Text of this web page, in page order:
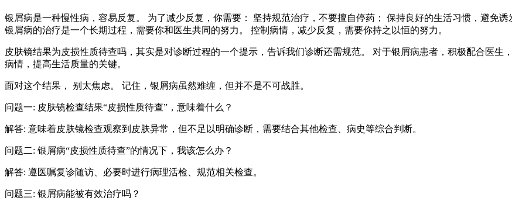
银屑病是一种慢性病，容易反复。 为了减少反复，你需要： 坚持规范治疗，不要擅自停药； 保持良好的生活习惯，避免
银屑病的治疗是一个长期过程，需要你和医生共同的努力。 控制病情，减少反复，需要你持之以恒的努力。
皮肤镜结果为皮损性质待查吗，其实是对诊断过程的一个提示，告诉我们诊断还需规范。 对于银屑病患者，积极配合医生
病情，提高生活质量的关键。
面对这个结果， 别太焦虑。 记住，银屑病虽然难缠，但并不是不可战胜。
问题一: 皮肤镜检查结果“皮损性质待查”，意味着什么？
解答: 意味着皮肤镜检查观察到皮肤异常，但不足以明确诊断，需要结合其他检查、病史等综合判断。
问题二: 银屑病“皮损性质待查”的情况下，我该怎么办？
解答: 遵医嘱复诊随访、必要时进行病理活检、规范相关检查。
问题三: 银屑病能被有效治疗吗？